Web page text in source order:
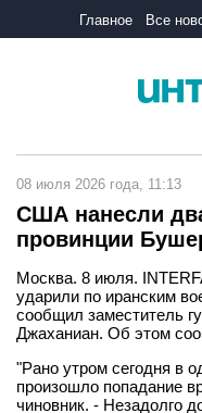
Главное Все
08 июля 2026 года, 11:13
США нанесли
провинции
Москва. 8 июля.
ударили по иранским
сообщил заместитель
Джаханиан. Об этом
"Рано утром сегодня в
произошло попадание
чиновник. - Незадолго